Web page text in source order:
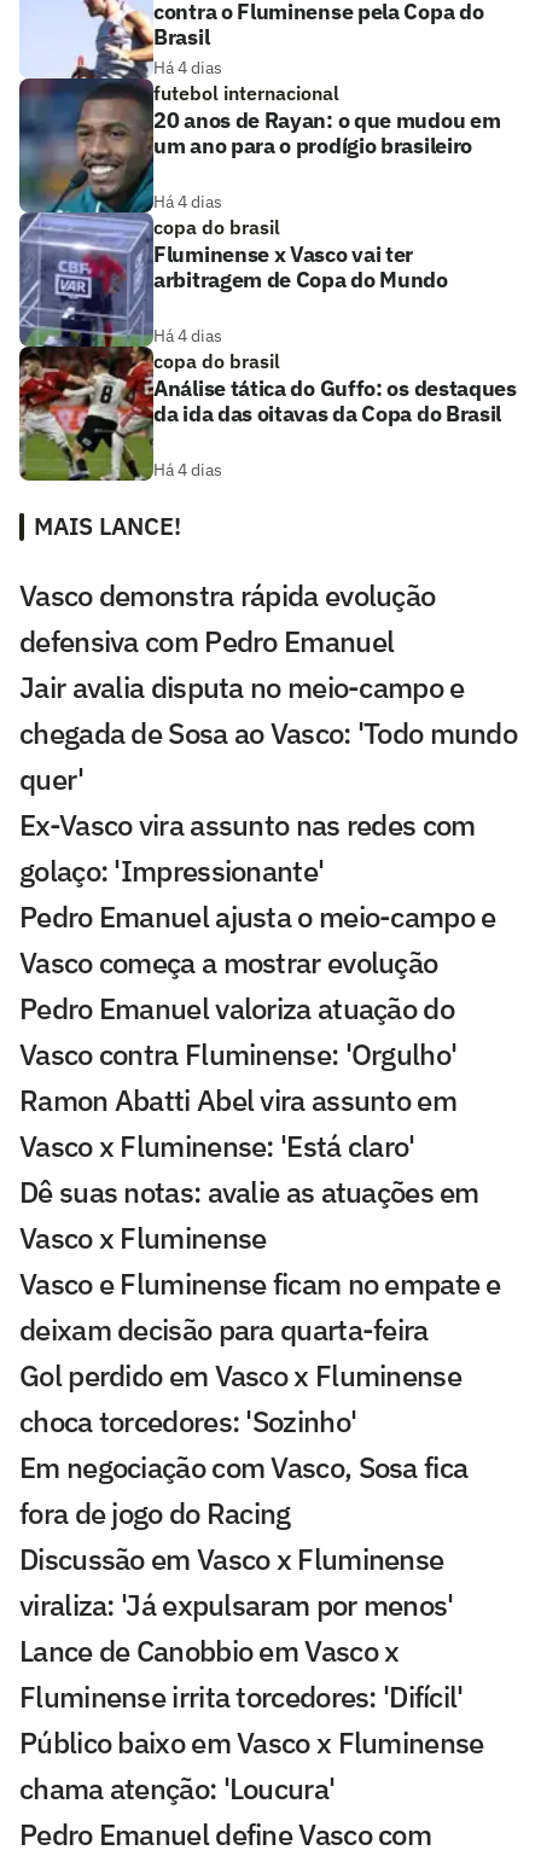
contra o Fluminense pela Copa do
Brasil
Há 4 dias
futebol internacional
20 anos de Rayan: o que mudou em
um ano para o prodígio brasileiro
Há 4 dias
copa do brasil
Fluminense x Vasco vai ter
arbitragem de Copa do Mundo
Há 4 dias
copa do brasil
Análise tática do Guffo: os destaques
da ida das oitavas da Copa do Brasil
Há 4 dias
MAIS LANCE!
Vasco demonstra rápida evolução
defensiva com Pedro Emanuel
Jair avalia disputa no meio-campo e
chegada de Sosa ao Vasco: 'Todo mundo
quer'
Ex-Vasco vira assunto nas redes com
golaço: 'Impressionante'
Pedro Emanuel ajusta o meio-campo e
Vasco começa a mostrar evolução
Pedro Emanuel valoriza atuação do
Vasco contra Fluminense: 'Orgulho'
Ramon Abatti Abel vira assunto em
Vasco x Fluminense: 'Está claro'
Dê suas notas: avalie as atuações em
Vasco x Fluminense
Vasco e Fluminense ficam no empate e
deixam decisão para quarta-feira
Gol perdido em Vasco x Fluminense
choca torcedores: 'Sozinho'
Em negociação com Vasco, Sosa fica
fora de jogo do Racing
Discussão em Vasco x Fluminense
viraliza: 'Já expulsaram por menos'
Lance de Canobbio em Vasco x
Fluminense irrita torcedores: 'Difícil'
Público baixo em Vasco x Fluminense
chama atenção: 'Loucura'
Pedro Emanuel define Vasco com